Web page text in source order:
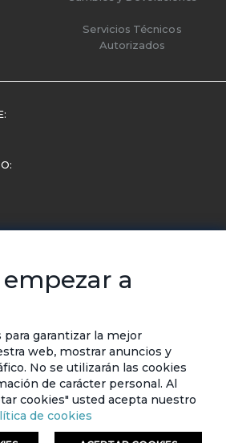
Servicios Técnicos
Autorizados
sobre últimas colecciones,
newsletter
SUSCRIBIRSE
a
garantizar la mejor
web, mostrar anuncios y
No se utilizarán las cookies
de carácter personal. Al
cookies" usted acepta nuestro
de cookies